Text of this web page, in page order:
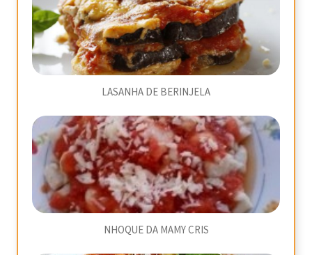
LASANHA DE BERINJELA
NHOQUE DA MAMY CRIS